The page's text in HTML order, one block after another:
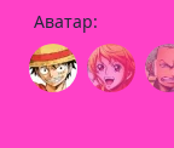
Аватар: